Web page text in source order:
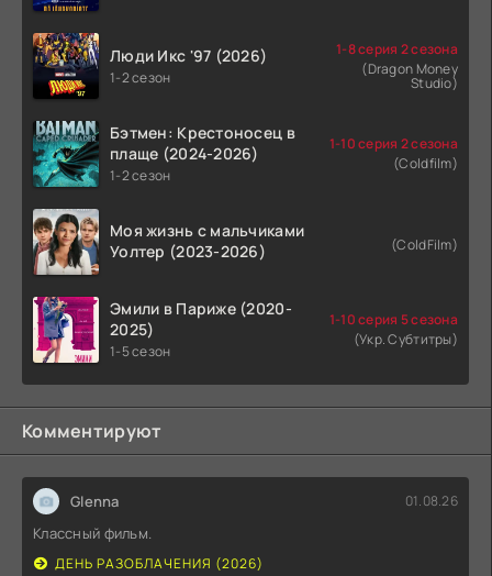
Люди Икс '97 (2026)
1-2 сезон
1-8 серия 2 сезона
(Dragon Money
Studio)
Бэтмен: Крестоносец в
плаще (2024-2026)
1-2 сезон
1-10 серия 2 сезона
(Coldfilm)
Моя жизнь с мальчиками
Уолтер (2023-2026)
(ColdFilm)
Эмили в Париже (2020-
2025)
1-5 сезон
1-10 серия 5 сезона
(Укр. Субтитры)
Комментируют
Glenna 01.08.26
Классный фильм.
ДЕНЬ РАЗОБЛАЧЕНИЯ (2026)